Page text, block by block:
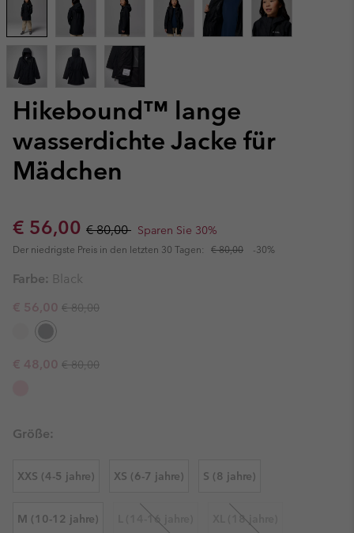
Hikebound™ lange
wasserdichte Jacke für
Mädchen
Sale price:
€ 56,00 Regular price:
€ 80,00 Sparen Sie 30%
Der niedrigste Preis in den letzten 30 Tagen: € 80,00 -30%
Farbe: Black
Sale price:
€ 56,00 Regular price:
€ 80,00
Sale price:
€ 48,00 Regular price:
€ 80,00
Größe:
XXS (4-5 jahre) XS (6-7 jahre) S (8 jahre)
M (10-12 jahre) L (14-16 jahre) XL (18 jahre)